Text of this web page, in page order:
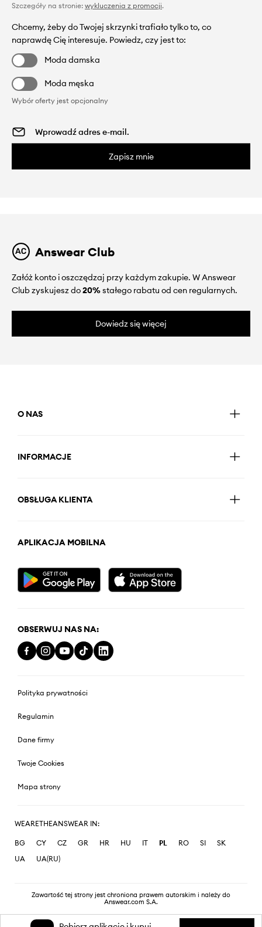
Szczegóły na stronie: wykluczenia z promocji.
Chcemy, żeby do Twojej skrzynki trafiało tylko to, co
naprawdę Cię interesuje. Powiedz, czy jest to:
Moda damska
Moda męska
Wybór oferty jest opcjonalny
Zapisz mnie
Answear Club
Załóż konto i oszczędzaj przy każdym zakupie. W Answear
Club zyskujesz do20%stałego rabatu od cen regularnych.
Dowiedz się więcej
O NAS
INFORMACJE
OBSŁUGA KLIENTA
APLIKACJA MOBILNA
OBSERWUJ NAS NA:
Polityka prywatności
Regulamin
Dane firmy
Twoje Cookies
Mapa strony
WEARETHEANSWEAR IN:
BG CY CZ GR HR HU IT PL RO SI
SK
UA
UA(RU)
Zawartość tej strony jest chroniona prawem autorskim i należy do
Answear.com S.A.